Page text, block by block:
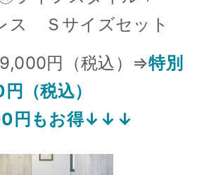
ス Ｓサイズセット
円（税込）⇒特別
（税込）
円もお得↓↓↓